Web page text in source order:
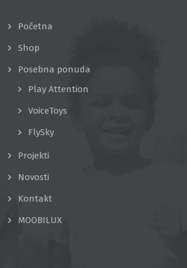
Početna
Shop
Posebna ponuda
Play Attention
VoiceToys
FlySky
Projekti
Novosti
Kontakt
MOOBILUX